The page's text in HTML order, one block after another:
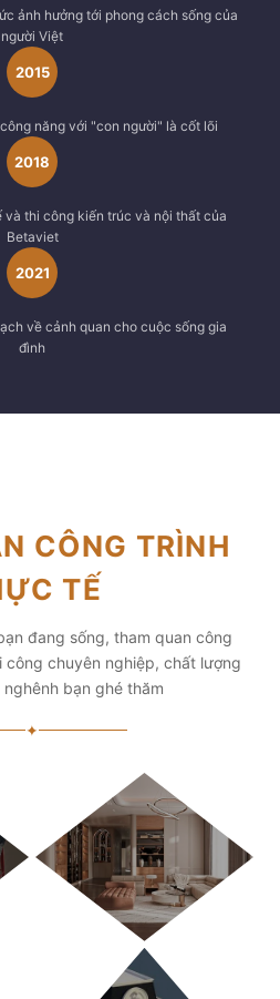
ảnh hưởng tới phong cách sống của
người Việt
2015
năng với "con người" là cốt lõi
2018
thi công kiến trúc và nội thất của
Betaviet
2021
về cảnh quan cho cuộc sống gia
đình
CÔNG TRÌNH
TẾ
đang sống, tham quan công
chuyên nghiệp, chất lượng
bạn ghé thăm
✦
TP. HỒ CHÍ MINH